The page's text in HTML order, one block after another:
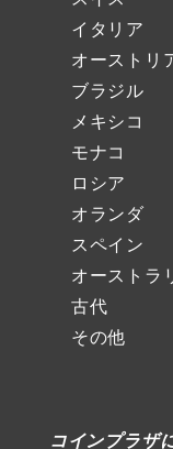
イタリア
オーストリ
ブラジル
メキシコ
モナコ
ロシア
オランダ
スペイン
オーストラ
古代
その他
コインプラザ